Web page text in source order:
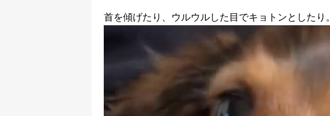
首を傾げたり、ウルウルした目でキョトンとしたり。